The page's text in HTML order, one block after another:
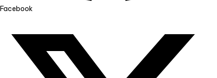
Facebook